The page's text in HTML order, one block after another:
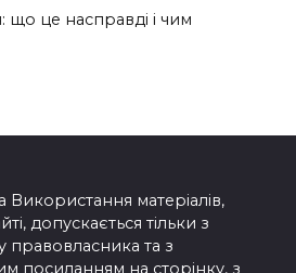
що це насправді і чим
матеріалів,
допускається тільки з
правовласника та з
посиланням на сторінку, з